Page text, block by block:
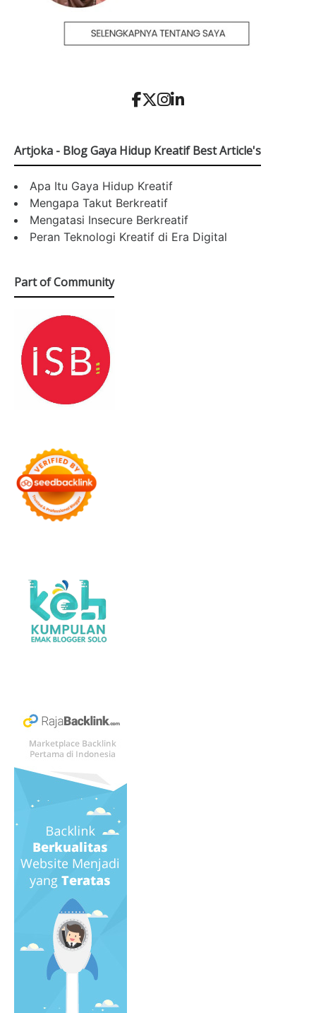
Artjoka - Blog Gaya Hidup Kreatif Best Article's
Apa Itu Gaya Hidup Kreatif
Mengapa Takut Berkreatif
Mengatasi Insecure Berkreatif
Peran Teknologi Kreatif di Era Digital
Part of Community